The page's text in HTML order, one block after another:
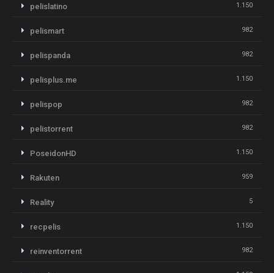
pelislatino 1.150
pelismart 982
pelispanda 982
pelisplus.me 1.150
pelispop 982
pelistorrent 982
PoseidonHD 1.150
Rakuten 959
Reality 5
recpelis 1.150
reinventorrent 982